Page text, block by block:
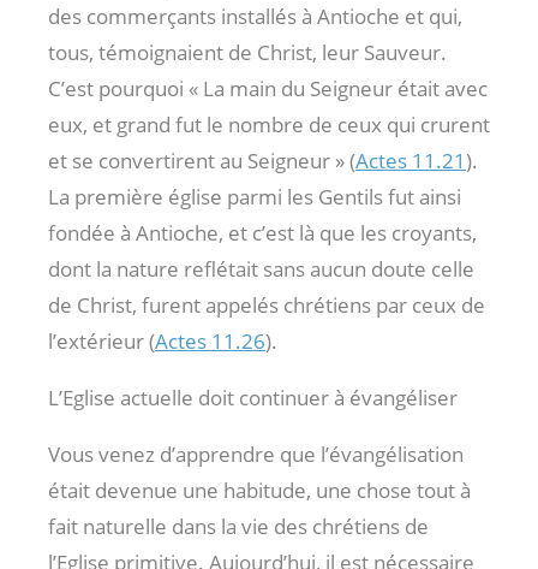
des commerçants installés à Antioche et qui,
tous, témoignaient de Christ, leur Sauveur.
C’est pourquoi « La main du Seigneur était avec
eux, et grand fut le nombre de ceux qui crurent
et se convertirent au Seigneur » (Actes 11.21).
La première église parmi les Gentils fut ainsi
fondée à Antioche, et c’est là que les croyants,
dont la nature reflétait sans aucun doute celle
de Christ, furent appelés chrétiens par ceux de
l’extérieur (Actes 11.26).
L’Eglise actuelle doit continuer à évangéliser
Vous venez d’apprendre que l’évangélisation
était devenue une habitude, une chose tout à
fait naturelle dans la vie des chrétiens de
l’Eglise primitive. Aujourd’hui, il est nécessaire